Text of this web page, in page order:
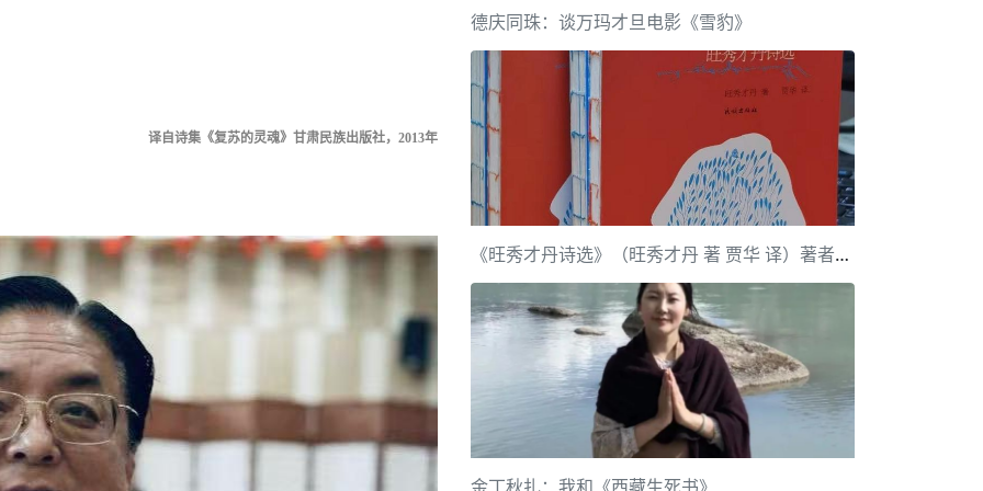
译自诗集《复苏的灵魂》甘肃民族出版社，2013年
德庆同珠：谈万玛才旦电影《雪豹》
《旺秀才丹诗选》（旺秀才丹 著 贾华 译）著者和译者手记
金丁秋扎：我和《西藏生死书》